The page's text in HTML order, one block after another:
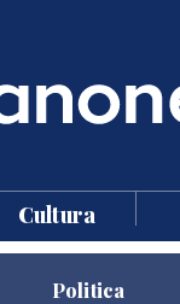
Cultura
Politica